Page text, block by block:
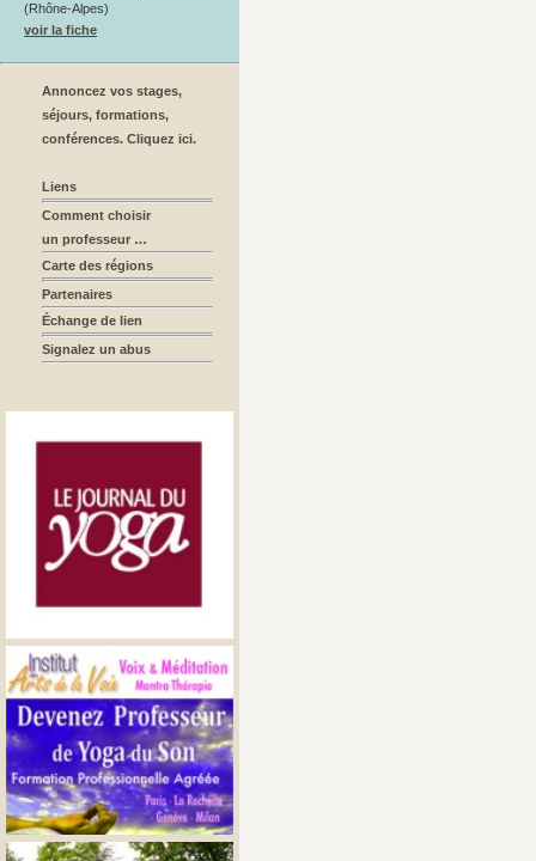
(Rhône-Alpes)
voir la fiche
Annoncez vos stages,
séjours, formations,
conférences. Cliquez ici.
Liens
Comment choisir
un professeur …
Carte des régions
Partenaires
Échange de lien
Signalez un abus